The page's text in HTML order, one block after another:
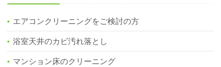
エアコンクリーニングをご検討の方
浴室天井のカビ汚れ落とし
マンション床のクリーニング